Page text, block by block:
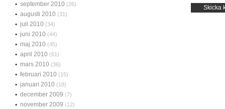
september 2010 (26)
augusti 2010 (31)
juli 2010 (34)
juni 2010 (44)
maj 2010 (45)
april 2010 (61)
mars 2010 (36)
februari 2010 (15)
januari 2010 (18)
december 2009 (7)
november 2009 (12)